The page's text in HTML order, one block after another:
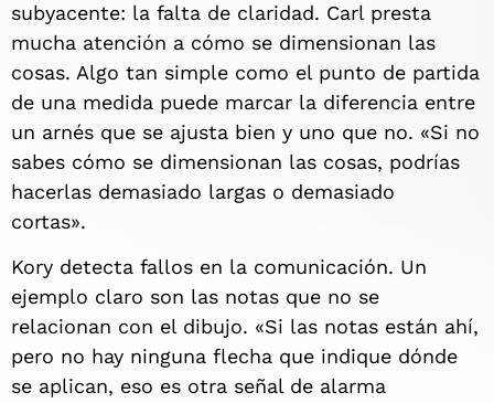
subyacente: la falta de claridad. Carl presta
mucha atención a cómo se dimensionan las
cosas. Algo tan simple como el punto de partida
de una medida puede marcar la diferencia entre
un arnés que se ajusta bien y uno que no. «Si no
sabes cómo se dimensionan las cosas, podrías
hacerlas demasiado largas o demasiado
cortas».
Kory detecta fallos en la comunicación. Un
ejemplo claro son las notas que no se
relacionan con el dibujo. «Si las notas están ahí,
pero no hay ninguna flecha que indique dónde
se aplican, eso es otra señal de alarma